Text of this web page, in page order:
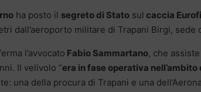
ha posto il segreto di Stato sul caccia
dall’aeroporto militare di Trapani Birgi, sede
l’avvocato Fabio Sammartano, che
Il velivolo “era in fase operativa
una della procura di Trapani e una